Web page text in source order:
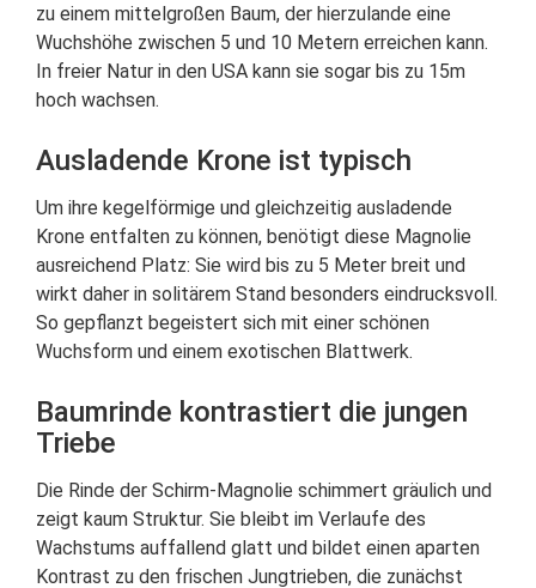
zu einem mittelgroßen Baum, der hierzulande eine
Wuchshöhe zwischen 5 und 10 Metern erreichen kann.
In freier Natur in den USA kann sie sogar bis zu 15m
hoch wachsen.
Ausladende Krone ist typisch
Um ihre kegelförmige und gleichzeitig ausladende
Krone entfalten zu können, benötigt diese Magnolie
ausreichend Platz: Sie wird bis zu 5 Meter breit und
wirkt daher in solitärem Stand besonders eindrucksvoll.
So gepflanzt begeistert sich mit einer schönen
Wuchsform und einem exotischen Blattwerk.
Baumrinde kontrastiert die jungen
Triebe
Die Rinde der Schirm-Magnolie schimmert gräulich und
zeigt kaum Struktur. Sie bleibt im Verlaufe des
Wachstums auffallend glatt und bildet einen aparten
Kontrast zu den frischen Jungtrieben, die zunächst